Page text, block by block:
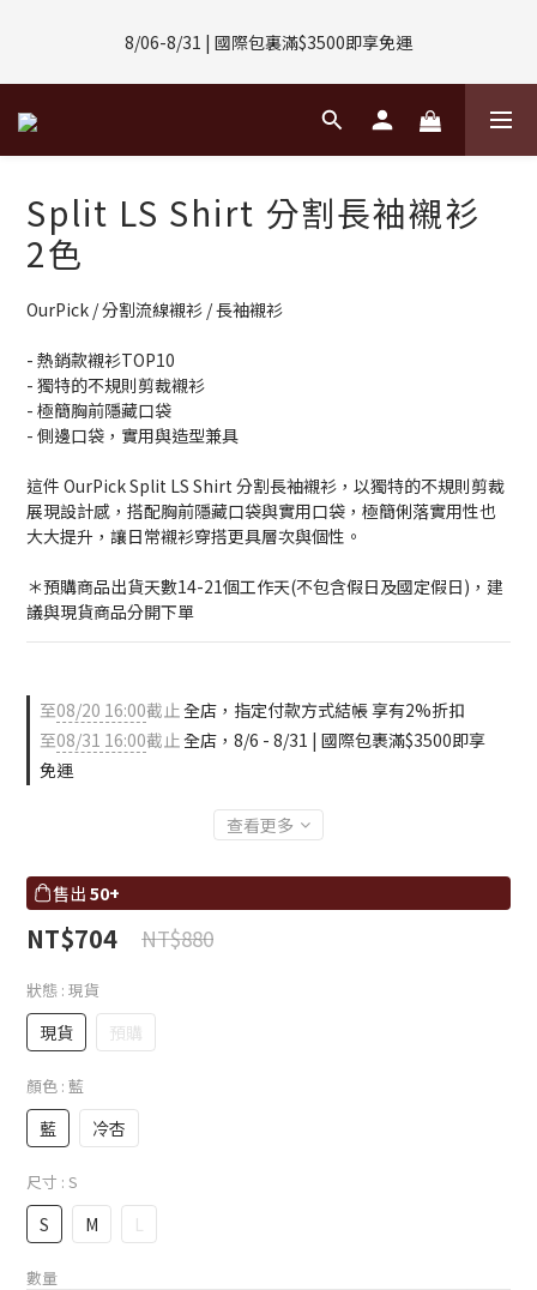
(數量有限售完不補)
8/06-8/31 | 國際包裏滿$3500即享免運
8/08-8/10 | 全館任選3件 贈 $188購物金
8/01-8/31 | 任選2件CUBOX正價商品 贈【威靈頓 / 波士頓墨鏡】
(數量有限售完不補)
Split LS Shirt 分割長袖襯衫
2色
OurPick / 分割流線襯衫 / 長袖襯衫
- 熱銷款襯衫TOP10
- 獨特的不規則剪裁襯衫
- 極簡胸前隱藏口袋
- 側邊口袋，實用與造型兼具
這件 OurPick Split LS Shirt 分割長袖襯衫，以獨特的不規則剪裁
展現設計感，搭配胸前隱藏口袋與實用口袋，極簡俐落實用性也
大大提升，讓日常襯衫穿搭更具層次與個性。
＊預購商品出貨天數14-21個工作天(不包含假日及國定假日)，建
議與現貨商品分開下單
至08/20 16:00截止全店，指定付款方式結帳 享有2%折扣
至08/31 16:00截止全店，8/6 - 8/31 | 國際包裹滿$3500即享
免運
查看更多
售出 50+
NT$704 NT$880
狀態 : 現貨
現貨 預購
顏色 : 藍
藍 冷杏
尺寸 : S
S M L
數量